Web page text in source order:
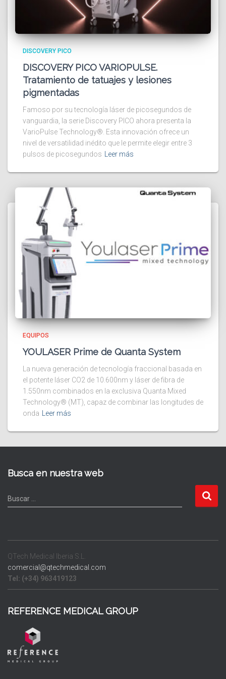
DISCOVERY PICO
DISCOVERY PICO VARIOPULSE.
Tratamiento de tatuajes y lesiones
pigmentadas
Famoso por su tecnología láser de picosegundos de
vanguardia, la serie Discovery PICO ahora presenta la
VarioPulse Technology®. Esta innovación ofrece un
nivel de versatilidad inédito que le permite elegir entre 3
pulsos de picosegundos Leer más
EQUIPOS
YOULASER Prime de Quanta System
La nueva generación de tecnología fraccional basada en
el potente láser CO2 de 10.600nm y láser de fibra de
1.550nm combinados en la exclusiva Quanta Mixed
Technology® (MT), capaz de combinar las longitudes de
onda
Leer más
Busca en nuestra web
B
u
a
Buscar …
QTech Medical Iberia S.L.
comercial@qtechmedical.com
Tel: (+34) 963419123
REFERENCE MEDICAL GROUP